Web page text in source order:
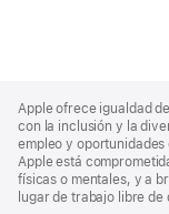
Footer
Apple ofrece igualdad
con la inclusión y la
empleo y
Apple está
físicas o mentales, y a
lugar de trabajo libre de